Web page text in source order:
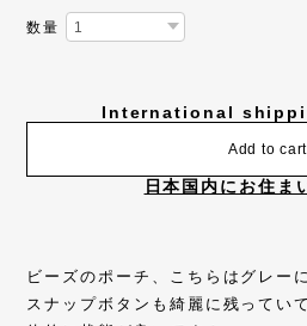
数量
International
Add to cart
日本国内にお住ま
ビーズのポーチ、こちらはグレー
スナップボタンも綺麗に残ってい